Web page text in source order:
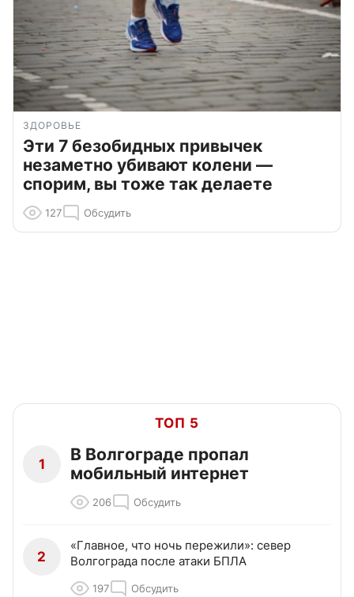
ЗДОРОВЬЕ
Эти 7 безобидных привычек
незаметно убивают колени —
спорим, вы тоже так делаете
127 Обсудить
ТОП 5
1
В Волгограде пропал
мобильный интернет
206 Обсудить
2
«Главное, что ночь пережили»: север
Волгограда после атаки БПЛА
197 Обсудить